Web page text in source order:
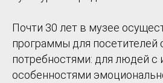
Почти 30 лет в музее
программы для посетителей
потребностями: для людей с
особенностями